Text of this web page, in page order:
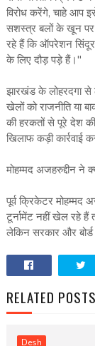
विरोध करेंगे, चाहे आप
सशस्त्र बलों के खून पर
रहे हैं कि ऑपरेशन
के लिए दौड़ पड़े हैं।"
झारखंड के लोहरदगा
खेलों को राजनीति या
की हरकतों से पूरे देश
खिलाफ कड़ी कार्रवाई
मोहम्मद अजहरुद्दीन ने
पूर्व क्रिकेटर मोहम्मद
टूर्नामेंट नहीं खेल रहे हैं
लेकिन सरकार और
RELATED POSTS
Desh